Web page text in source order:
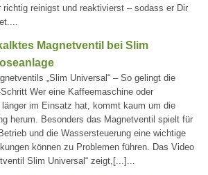
reinigst und reaktivierst – sodass er Dir
Magnetventil bei Slim
„Slim Universal“ – So gelingt die
Wer eine Kaffeemaschine oder
im Einsatz hat, kommt kaum um die
herum. Besonders das Magnetventil spielt für
und die Wassersteuerung eine wichtige
können zu Problemen führen. Das Video
Slim Universal“ zeigt,[...]...